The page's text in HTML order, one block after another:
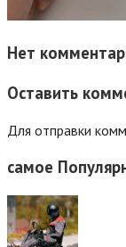
Нет
Оставить
Для отправки
самое